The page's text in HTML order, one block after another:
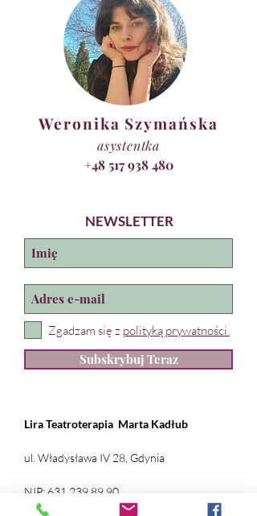
Weronika Szymańska
asystentka
+48 517 938 480
NEWSLETTER
Zgadzam się z polityką prywatności.
Subskrybuj Teraz
Lira Teatroterapia Marta Kadłub
ul. Władysława IV 28, Gdynia
NIP: 631 239 89 90